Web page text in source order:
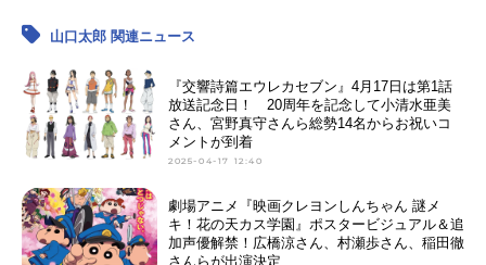
山口太郎 関連ニュース
『交響詩篇エウレカセブン』4月17日は第1話
放送記念日！ 20周年を記念して小清水亜美
さん、宮野真守さんら総勢14名からお祝いコ
メントが到着
2025-04-17 12:40
劇場アニメ『映画クレヨンしんちゃん 謎メ
キ！花の天カス学園』ポスタービジュアル＆追
加声優解禁！広橋涼さん、村瀬歩さん、稲田徹
さんらが出演決定